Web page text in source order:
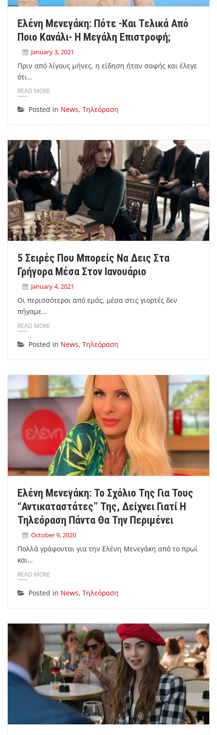
Ελένη Μενεγάκη: Πότε -και Τελικά Από
Ποιο Κανάλι- Η Μεγάλη Επιστροφή;
January 3, 2021
Πριν από λίγους μήνες, η είδηση ήταν σαφής και έλεγε
ότι…
READ MORE
Posted in News, Τηλεόραση
5 Σειρές Που Μπορείς Να Δεις Στα
Γρήγορα Μέσα Στον Ιανουάριο
January 4, 2021
Οι περισσότεροι από εμάς, μέσα στις γιορτές δεν
πήγαμε…
READ MORE
Posted in News, Τηλεόραση
Ελένη Μενεγάκη: Το Σχόλιο Της Για Τους
“αντικαταστάτες” Της, Δείχνει Γιατί Η
Τηλεόραση Πάντα Θα Την Περιμένει
October 9, 2020
Πολλά γράφονται για την Ελένη Μενεγάκη από το πρωί
και…
READ MORE
Posted in News, Τηλεόραση